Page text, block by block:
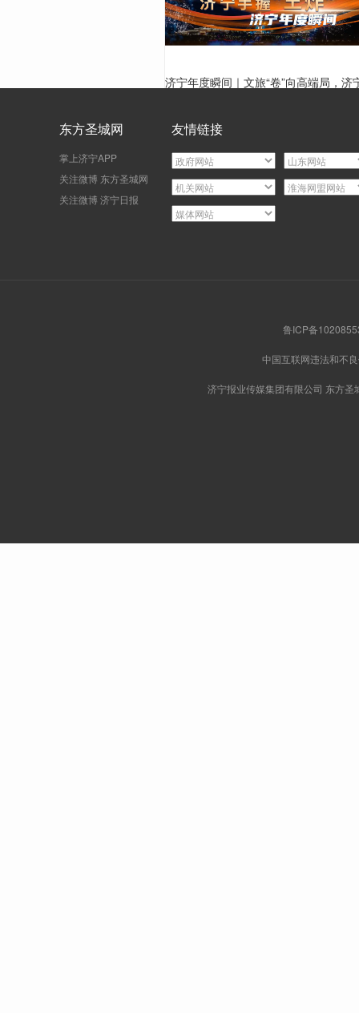
济宁年度瞬间｜文旅“卷”向高端局，济
东方圣城网
掌上济宁APP
关注微博 东方圣城网
关注微博 济宁日报
友情链接
鲁ICP备
中国互联网违法和不
济宁报业传媒集团有限公司 东方